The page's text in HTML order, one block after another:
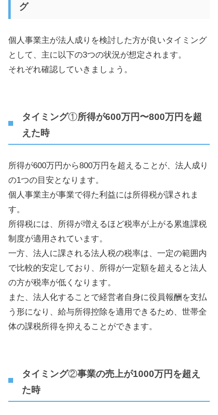
グ
個人事業主が法人成りを検討した方が良いタイミング
として、主に以下の3つの状況が想定されます。
それぞれ確認していきましょう。
タイミング①所得が600万円〜800万円を超
えた時
所得が600万円から800万円を超えることが、法人成り
の1つの目安となります。
個人事業主が事業で得た利益には所得税が課されま
す。
所得税には、所得が増えるほど税率が上がる累進課税
制度が適用されています。
一方、法人に課される法人税の税率は、一定の範囲内
で比較的安定しており、所得が一定額を超えると法人
の方が税率が低くなります。
また、法人化することで経営者自身に役員報酬を支払
う形になり、給与所得控除を適用できるため、世帯全
体の課税所得を抑えることができます。
タイミング②事業の売上が1000万円を超え
た時